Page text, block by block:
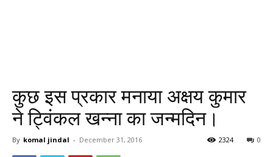
कुछ इस प्रकार मनाया अक्षय कुमार
ने ट्विंकल खन्ना का जन्मदिन।
By komal jindal - December 31, 2016 0
2324